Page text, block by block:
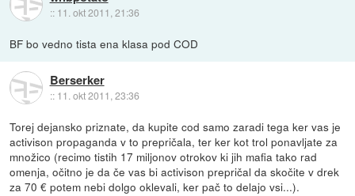
:: 11. okt 2011, 21:36
BF bo vedno tista ena klasa pod COD
Berserker
:: 11. okt 2011, 23:36
Torej dejansko priznate, da kupite cod samo zaradi tega ker vas je
activison propaganda v to prepričala, ter ker kot trol ponavljate za
množico (recimo tistih 17 miljonov otrokov ki jih mafia tako rad
omenja, očitno je da če vas bi activison prepričal da skočite v drek
za 70 € potem nebi dolgo oklevali, ker pač to delajo vsi...).